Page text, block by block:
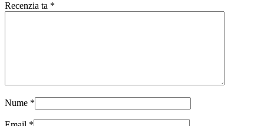
Recenzia ta *
Nume *